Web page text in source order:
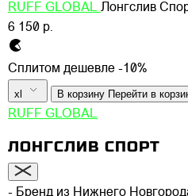
RUFF GLOBAL Лонгслив
6 150 р.
Сплитом дешевле -10%
xl В корзину Перейти в
RUFF GLOBAL
ЛОНГСЛИВ СПОРТ
- Бренд из Нижнего